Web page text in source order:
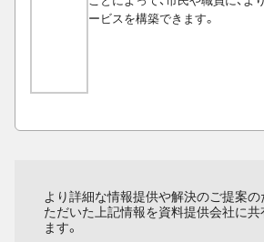
ービスを構築できます。
より詳細な情報提供や解決のご提案の
ただいた上記情報を資料提供会社に共
ます。